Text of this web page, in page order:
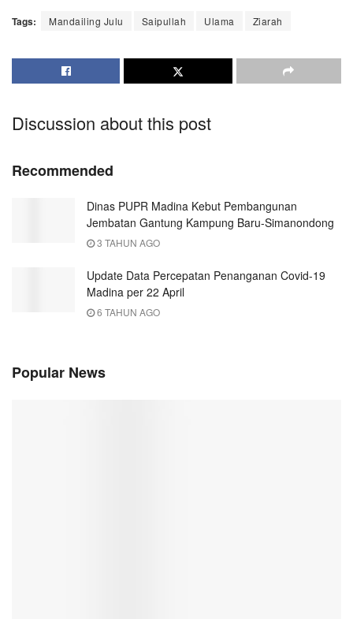
Tags: Mandailing Julu Saipullah Ulama Ziarah
Discussion about this post
Recommended
Dinas PUPR Madina Kebut Pembangunan
Jembatan Gantung Kampung Baru-Simanondong
3 TAHUN AGO
Update Data Percepatan Penanganan Covid-19
Madina per 22 April
6 TAHUN AGO
Popular News